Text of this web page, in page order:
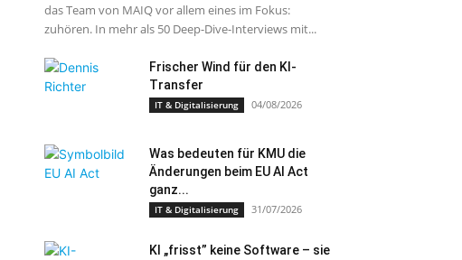
das Team von MAIQ vor allem eines im Fokus:
zuhören. In mehr als 50 Deep-Dive-Interviews mit...
Frischer Wind für den KI-
Transfer
IT & Digitalisierung 04/08/2026
Was bedeuten für KMU die
Änderungen beim EU AI Act
ganz...
IT & Digitalisierung 31/07/2026
KI „frisst” keine Software – sie